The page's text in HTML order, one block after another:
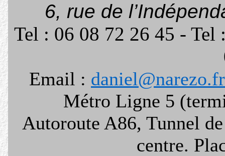
6, rue de
Tel : 06 08 72 26 45 - Tel
Email : daniel@narezo.fr
Métro Ligne 5
Autoroute A86, Tunnel
centre.